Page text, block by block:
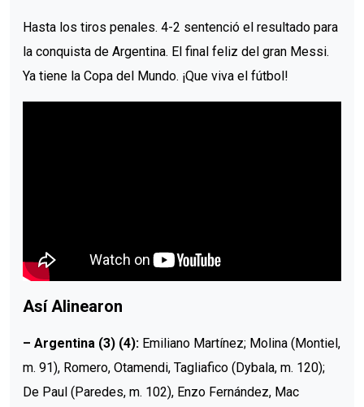
Hasta los tiros penales. 4-2 sentenció el resultado para
la conquista de Argentina. El final feliz del gran Messi.
Ya tiene la Copa del Mundo. ¡Que viva el fútbol!
Así Alinearon
– Argentina (3) (4): Emiliano Martínez; Molina (Montiel,
m. 91), Romero, Otamendi, Tagliafico (Dybala, m. 120);
De Paul (Paredes, m. 102), Enzo Fernández, Mac